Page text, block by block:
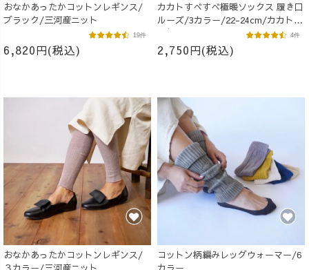
おなかあったかコットンレギンス/
ブラック/三河産ニット
6,820円(税込)
19件
カカトすべすべ極暖ソックス 履き口
ルーズ/3カラー/22-24cm/カカト特
殊保温フィルム付き
2,750円(税込)
4件
おなかあったかコットンレギンス/
コットン柄編みレッグウォーマー/6